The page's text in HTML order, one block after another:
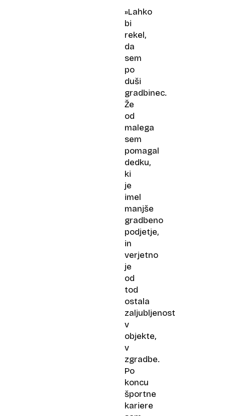
kraljico:
sem
vsega
»Lahko
bi
rekel,
da
sem
po
duši
gradbinec.
Že
od
malega
sem
pomagal
dedku,
ki
je
imel
manjše
gradbeno
podjetje,
in
verjetno
je
od
tod
ostala
zaljubljenost
v
objekte,
v
zgradbe.
Po
koncu
športne
kariere